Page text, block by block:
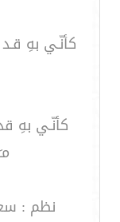
كأنّـي بهِ
كأنّـي بهِ
نظم :